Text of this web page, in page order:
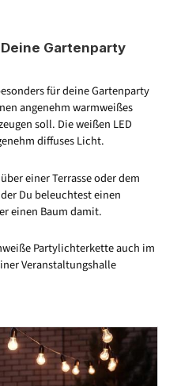
Gartenparty
für deine Gartenparty
angenehm warmweißes
soll. Die weißen LED
diffuses Licht.
einer Terrasse oder dem
Du beleuchtest einen
einen Baum damit.
Partylichterkette auch im
Veranstaltungshalle